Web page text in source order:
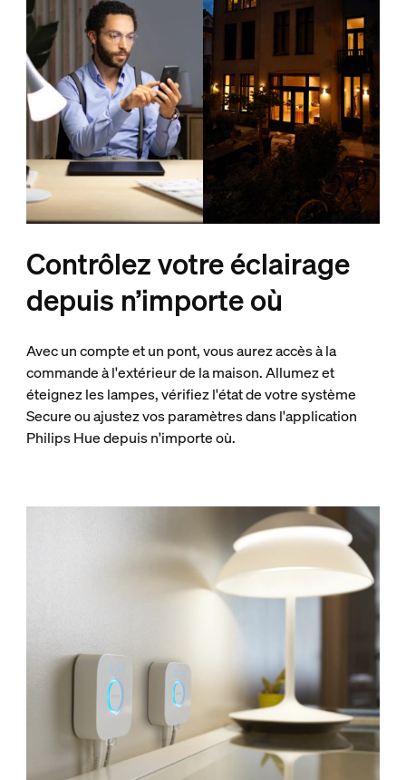
Contrôlez votre éclairage
depuis n’importe où
Avec un compte et un pont, vous aurez accès à la
commande à l'extérieur de la maison. Allumez et
éteignez les lampes, vérifiez l'état de votre système
Secure ou ajustez vos paramètres dans l'application
Philips Hue depuis n'importe où.